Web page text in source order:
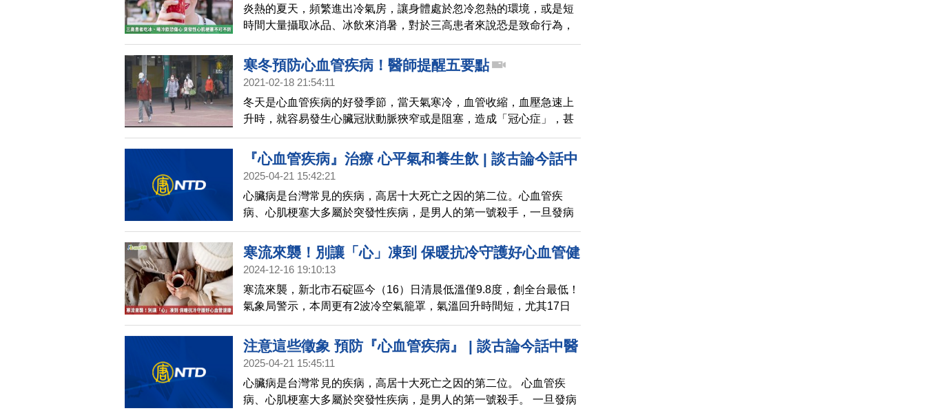
炎熱的夏天，頻繁進出冷氣房，讓身體處於忽冷忽熱的環境，或是短
時間大量攝取冰品、冰飲來消暑，對於三高患者來說恐是致命行為，
容易造成血管收縮、血壓上升，誘發心肌梗塞、腦中風發作！
寒冬預防心血管疾病！醫師提醒五要點
2021-02-18 21:54:11
冬天是心血管疾病的好發季節，當天氣寒冷，血管收縮，血壓急速上
升時，就容易發生心臟冠狀動脈狹窄或是阻塞，造成「冠心症」，甚
至造成中風或是心肌梗塞，危及生命。近日冷氣團再度來襲，醫學中
心提醒民眾，預防及改善心血管疾病，有五項要點！
『心血管疾病』治療 心平氣和養生飲 | 談古論今話中
醫(586)預告
2025-04-21 15:42:21
心臟病是台灣常見的疾病，高居十大死亡之因的第二位。心血管疾
病、心肌梗塞大多屬於突發性疾病，是男人的第一號殺手，一旦發病
往往措手不及且治療效果很緩慢。 這一集很高興邀請到林源泉醫師來
到現場分享心血管疾病之治療。
寒流來襲！別讓「心」凍到 保暖抗冷守護好心血管健
康
2024-12-16 19:10:13
寒流來襲，新北市石碇區今（16）日清晨低溫僅9.8度，創全台最低！
氣象局警示，本周更有2波冷空氣籠罩，氣溫回升時間短，尤其17日
晚間冷空氣降臨；21至23日第2波冷空氣接踵而至。鑒於早晚溫差大
容易誘發心血管疾病，國民健康署提醒，民眾務必注意保暖，若出現
胸悶、心悸或中風徵兆，應及時就醫，避免遺憾發生。
注意這些徵象 預防『心血管疾病』 | 談古論今話中醫
(585)預告
2025-04-21 15:45:11
心臟病是台灣常見的疾病，高居十大死亡之因的第二位。 心血管疾
病、心肌梗塞大多屬於突發性疾病，是男人的第一號殺手。 一旦發病